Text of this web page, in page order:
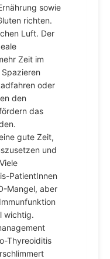
sowie
richten.
Luft. Der
Zeit im
oder
den
das
gute Zeit,
und
PatientInnen
Mangel, aber
wichtig.
Thyreoiditis